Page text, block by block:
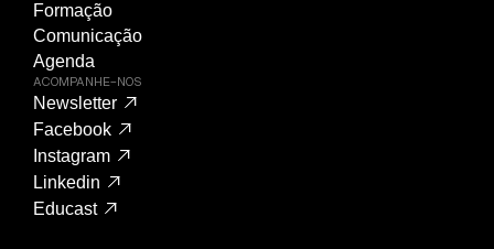
Formação
Comunicação
Agenda
ACOMPANHE-NOS
Newsletter
Facebook
Instagram
Linkedin
Educast